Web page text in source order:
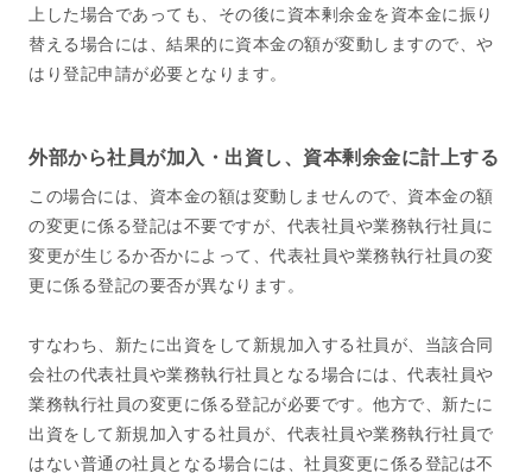
上した場合であっても、その後に資本剰余金を資本金に振り
替える場合には、結果的に資本金の額が変動しますので、や
はり登記申請が必要となります。
外部から社員が加入・出資し、資本剰余金に計上する
この場合には、資本金の額は変動しませんので、資本金の額
の変更に係る登記は不要ですが、代表社員や業務執行社員に
変更が生じるか否かによって、代表社員や業務執行社員の変
更に係る登記の要否が異なります。
すなわち、新たに出資をして新規加入する社員が、当該合同
会社の代表社員や業務執行社員となる場合には、代表社員や
業務執行社員の変更に係る登記が必要です。他方で、新たに
出資をして新規加入する社員が、代表社員や業務執行社員で
はない普通の社員となる場合には、社員変更に係る登記は不